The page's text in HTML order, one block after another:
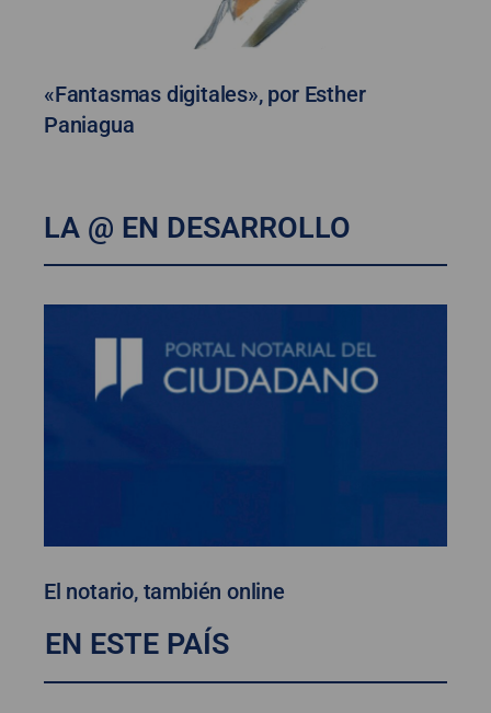
«Fantasmas digitales», por Esther
Paniagua
LA @ EN DESARROLLO
El notario, también online
EN ESTE PAÍS